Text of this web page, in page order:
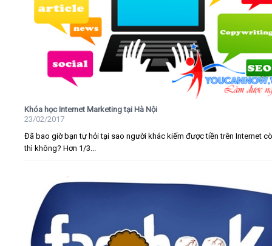
Khóa học Internet Marketing tại Hà Nội
23/02/2017
Đã bao giờ bạn tự hỏi tại sao người khác kiếm được tiền trên Internet
thì không? Hơn 1/3...